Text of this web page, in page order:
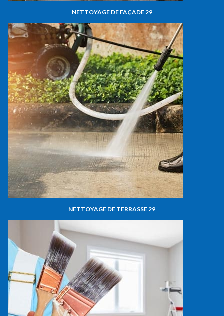
NETTOYAGE DE FAÇADE 29
NETTOYAGE DE TERRASSE 29